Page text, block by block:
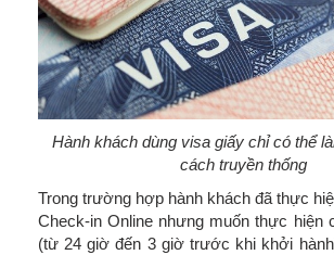
Hành khách dùng visa giấy chỉ có thể
cách truyền thống
Trong trường hợp hành khách đã thực
Check-in Online nhưng muốn thực hiện
(từ 24 giờ đến 3 giờ trước khi khởi